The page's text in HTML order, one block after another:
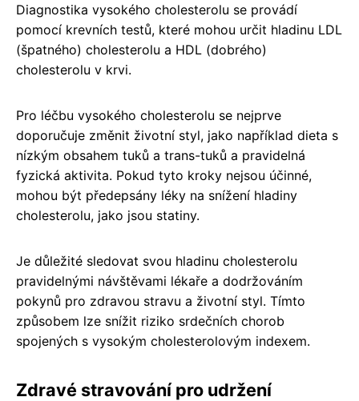
Diagnostika vysokého cholesterolu se provádí
pomocí krevních testů, které mohou určit hladinu LDL
(špatného) cholesterolu a HDL (dobrého)
cholesterolu v krvi.
Pro léčbu vysokého cholesterolu se nejprve
doporučuje změnit životní styl, jako například dieta s
nízkým obsahem tuků a trans-tuků a pravidelná
fyzická aktivita. Pokud tyto kroky nejsou účinné,
mohou být předepsány léky na snížení hladiny
cholesterolu, jako jsou statiny.
Je důležité sledovat svou hladinu cholesterolu
pravidelnými návštěvami lékaře a dodržováním
pokynů pro zdravou stravu a životní styl. Tímto
způsobem lze snížit riziko srdečních chorob
spojených s vysokým cholesterolovým indexem.
Zdravé stravování pro udržení